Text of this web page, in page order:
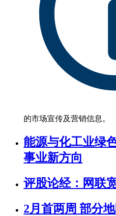
的市场宣传及营销信息。
能源与化工业绿
事业新方向
评股论经：网联
2月首两周 部分